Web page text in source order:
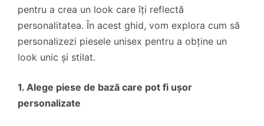
pentru a crea un look care îți reflectă
personalitatea. În acest ghid, vom explora cum să
personalizezi piesele unisex pentru a obține un
look unic și stilat.
1. Alege piese de bază care pot fi ușor
personalizate